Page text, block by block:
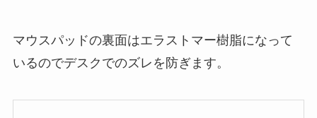
マウスパッドの裏面はエラストマー樹脂になって
いるのでデスクでのズレを防ぎます。